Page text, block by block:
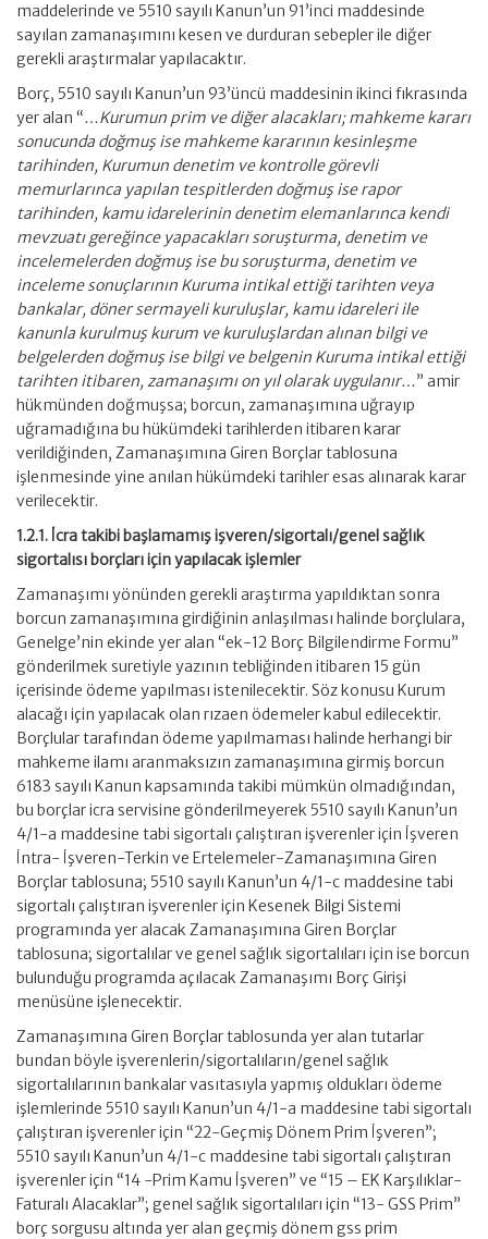
maddelerinde ve 5510 sayılı Kanun’un 91’inci maddesinde
sayılan zamanaşımını kesen ve durduran sebepler ile diğer
gerekli araştırmalar yapılacaktır.
Borç, 5510 sayılı Kanun’un 93’üncü maddesinin ikinci fıkrasında
yer alan “…Kurumun prim ve diğer alacakları; mahkeme kararı
sonucunda doğmuş ise mahkeme kararının kesinleşme
tarihinden, Kurumun denetim ve kontrolle görevli
memurlarınca yapılan tespitlerden doğmuş ise rapor
tarihinden, kamu idarelerinin denetim elemanlarınca kendi
mevzuatı gereğince yapacakları soruşturma, denetim ve
incelemelerden doğmuş ise bu soruşturma, denetim ve
inceleme sonuçlarının Kuruma intikal ettiği tarihten veya
bankalar, döner sermayeli kuruluşlar, kamu idareleri ile
kanunla kurulmuş kurum ve kuruluşlardan alınan bilgi ve
belgelerden doğmuş ise bilgi ve belgenin Kuruma intikal ettiği
tarihten itibaren, zamanaşımı on yıl olarak uygulanır…” amir
hükmünden doğmuşsa; borcun, zamanaşımına uğrayıp
uğramadığına bu hükümdeki tarihlerden itibaren karar
verildiğinden, Zamanaşımına Giren Borçlar tablosuna
işlenmesinde yine anılan hükümdeki tarihler esas alınarak karar
verilecektir.
1.2.1. İcra takibi başlamamış işveren/sigortalı/genel sağlık
sigortalısı borçları için yapılacak işlemler
Zamanaşımı yönünden gerekli araştırma yapıldıktan sonra
borcun zamanaşımına girdiğinin anlaşılması halinde borçlulara,
Genelge’nin ekinde yer alan “ek-12 Borç Bilgilendirme Formu”
gönderilmek suretiyle yazının tebliğinden itibaren 15 gün
içerisinde ödeme yapılması istenilecektir. Söz konusu Kurum
alacağı için yapılacak olan rızaen ödemeler kabul edilecektir.
Borçlular tarafından ödeme yapılmaması halinde herhangi bir
mahkeme ilamı aranmaksızın zamanaşımına girmiş borcun
6183 sayılı Kanun kapsamında takibi mümkün olmadığından,
bu borçlar icra servisine gönderilmeyerek 5510 sayılı Kanun’un
4/1-a maddesine tabi sigortalı çalıştıran işverenler için İşveren
İntra- İşveren-Terkin ve Ertelemeler-Zamanaşımına Giren
Borçlar tablosuna; 5510 sayılı Kanun’un 4/1-c maddesine tabi
sigortalı çalıştıran işverenler için Kesenek Bilgi Sistemi
programında yer alacak Zamanaşımına Giren Borçlar
tablosuna; sigortalılar ve genel sağlık sigortalıları için ise borcun
bulunduğu programda açılacak Zamanaşımı Borç Girişi
menüsüne işlenecektir.
Zamanaşımına Giren Borçlar tablosunda yer alan tutarlar
bundan böyle işverenlerin/sigortalıların/genel sağlık
sigortalılarının bankalar vasıtasıyla yapmış oldukları ödeme
işlemlerinde 5510 sayılı Kanun’un 4/1-a maddesine tabi sigortalı
çalıştıran işverenler için “22-Geçmiş Dönem Prim İşveren”;
5510 sayılı Kanun’un 4/1-c maddesine tabi sigortalı çalıştıran
işverenler için “14 -Prim Kamu İşveren” ve “15 – EK Karşılıklar-
Faturalı Alacaklar”; genel sağlık sigortalıları için “13- GSS Prim”
borç sorgusu altında yer alan geçmiş dönem gss prim